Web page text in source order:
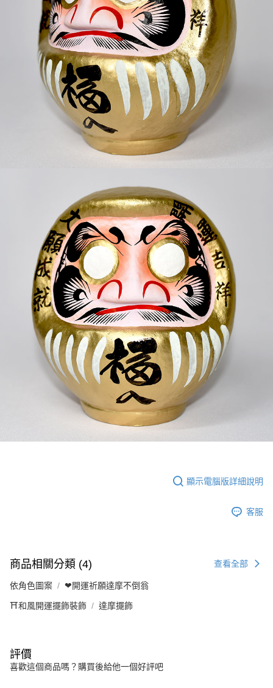
顯示電腦版詳細說明
客服
商品相關分類 (4) 查看全部
依角色圖案 ❤開運祈願達摩不倒翁
⛩️和風開運擺飾裝飾 達摩擺飾
評價
喜歡這個商品嗎？購買後給他一個好評吧